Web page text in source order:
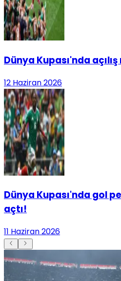
Dünya Kupası'nda
12 Haziran 2026
Dünya Kupası'nda gol
açtı!
11 Haziran 2026